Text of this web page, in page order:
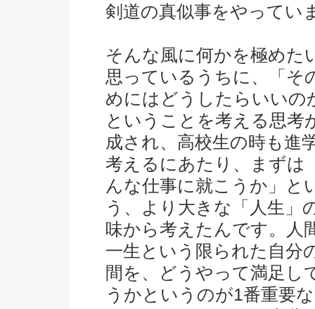
剣道の真似事をやってい
そんな風に何かを極めた
思っているうちに、「そ
めにはどうしたらいいの
ということを考える思考
成され、高校生の時も進
考えるにあたり、まずは
んな仕事に就こうか」と
う、より大きな「人生」
味から考えたんです。人
一生という限られた自分
間を、どうやって満足し
うかというのが1番重要